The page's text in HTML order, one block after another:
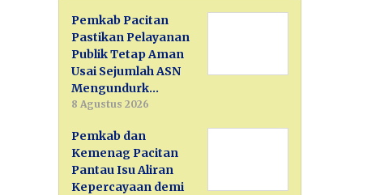
Pemkab Pacitan
Pastikan Pelayanan
Publik Tetap Aman
Usai Sejumlah ASN
Mengundurk…
8 Agustus 2026
Pemkab dan
Kemenag Pacitan
Pantau Isu Aliran
Kepercayaan demi